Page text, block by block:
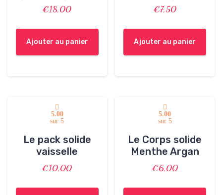
€18,00
Ajouter au panier
€7,50
Ajouter au panier
5.00
sur 5
Le pack solide
vaisselle
€10,00
5.00
sur 5
Le Corps solide
Menthe Argan
€6,00